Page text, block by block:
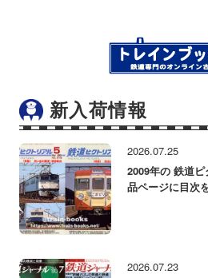
新入荷情報
2026.07.25
2009年の 鉄道
品ページに目次
2026.07.23